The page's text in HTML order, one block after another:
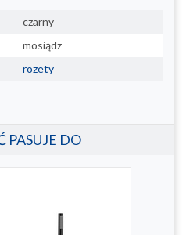
czarny
mosiądz
rozety
PASUJE DO